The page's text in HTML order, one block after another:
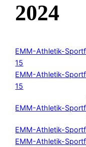
2024
EMM-Athletik-
15
EMM-Athletik-
15
EMM-Athletik-
EMM-Athletik-
EMM-Athletik-